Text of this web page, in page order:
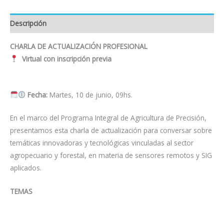
Descripción
CHARLA DE ACTUALIZACIÓN PROFESIONAL
Virtual con inscripción previa
Fecha: Martes, 10 de junio, 09hs.
En el marco del Programa Integral de Agricultura de Precisión,
presentamos esta charla de actualización para conversar sobre
temáticas innovadoras y tecnológicas vinculadas al sector
agropecuario y forestal, en materia de sensores remotos y SIG
aplicados.
TEMAS